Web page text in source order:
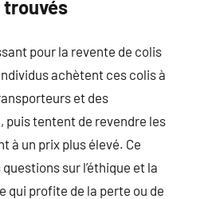
trouvés
pour la revente de colis
achètent ces colis à
et des
puis tentent de revendre les
à un prix plus élevé. Ce
sur l’éthique et la
qui profite de la perte ou de